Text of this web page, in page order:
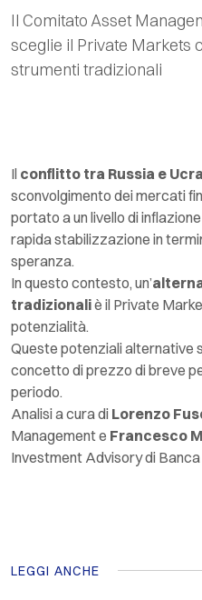
Il Comitato Asset
sceglie il Private Markets
strumenti tradizionali
Il conflitto tra Russia e
sconvolgimento dei mercati
portato a un livello di
rapida stabilizzazione in
speranza.
In questo contesto, un’
tradizionaliè il Private
potenzialità.
Queste potenziali alternative
concetto di prezzo di breve
periodo.
Analisi a cura di Lorenzo
Managemente Francesco
Investment Advisorydi Banca
LEGGI ANCHE